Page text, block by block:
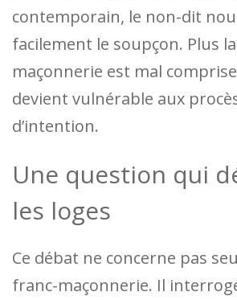
contemporain, le non-dit
facilement le soupçon. Plus
maçonnerie est mal
devient vulnérable aux
d’intention.
Une question qui
les loges
Ce débat ne concerne pas
franc-maçonnerie. Il